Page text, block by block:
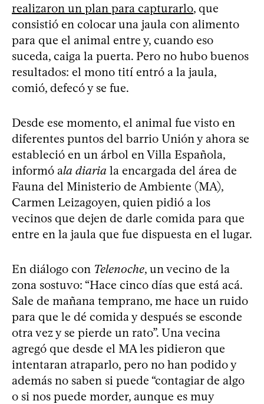
realizaron un plan para capturarlo, que
consistió en colocar una jaula con alimento
para que el animal entre y, cuando eso
suceda, caiga la puerta. Pero no hubo buenos
resultados: el mono tití entró a la jaula,
comió, defecó y se fue.
Desde ese momento, el animal fue visto en
diferentes puntos del barrio Unión y ahora se
estableció en un árbol en Villa Española,
informó ala diaria la encargada del área de
Fauna del Ministerio de Ambiente (MA),
Carmen Leizagoyen, quien pidió a los
vecinos que dejen de darle comida para que
entre en la jaula que fue dispuesta en el lugar.
En diálogo con Telenoche, un vecino de la
zona sostuvo: “Hace cinco días que está acá.
Sale de mañana temprano, me hace un ruido
para que le dé comida y después se esconde
otra vez y se pierde un rato”. Una vecina
agregó que desde el MA les pidieron que
intentaran atraparlo, pero no han podido y
además no saben si puede “contagiar de algo
o si nos puede morder, aunque es muy